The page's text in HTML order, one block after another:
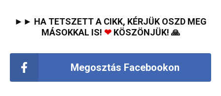
►► HA TETSZETT A CIKK, KÉRJÜK OSZD MEG
MÁSOKKAL IS! ❤KÖSZÖNJÜK! 🙏
Megosztás Facebookon